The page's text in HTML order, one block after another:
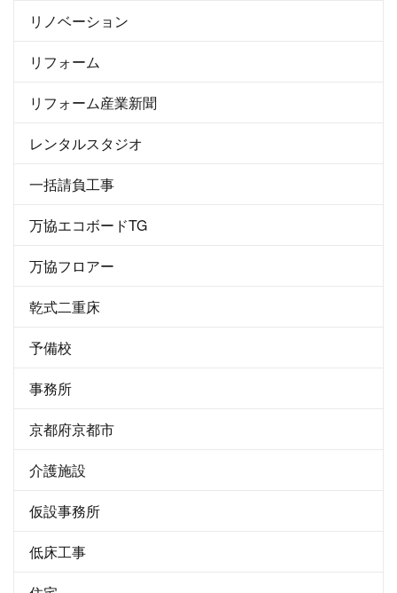
リノベーション
リフォーム
リフォーム産業新聞
レンタルスタジオ
一括請負工事
万協エコボードTG
万協フロアー
乾式二重床
予備校
事務所
京都府京都市
介護施設
仮設事務所
低床工事